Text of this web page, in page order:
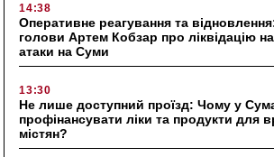
14:38
Оперативне реагування та
голови Артем Кобзар про ліквідацію
атаки на Суми
13:30
Не лише доступний проїзд: Чому у
профінансувати ліки та продукти для
містян?